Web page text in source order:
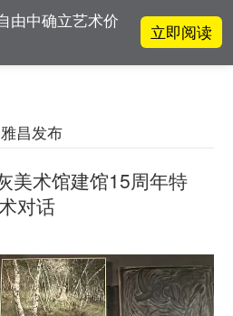
由中确立艺术价
立即阅读
综合体？
中心十年 跨学
新突破
的广阔天空
雅昌发布
美术馆建馆15周年特
对话